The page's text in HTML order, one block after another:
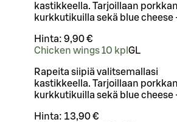
kastikkeella. Tarjoillaan
kurkkutikuilla sekä blue cheese
Hinta: 9,90 €
Chicken wings 10 kpl GL
Rapeita siipiä valitsemallasi
kastikkeella. Tarjoillaan
kurkkutikuilla sekä blue cheese
Hinta: 13,90 €